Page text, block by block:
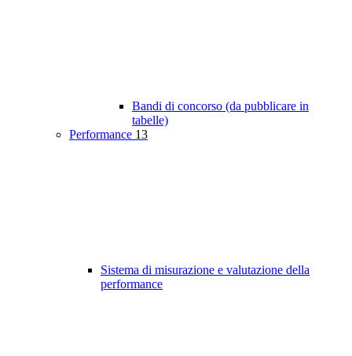
Bandi di concorso (da pubblicare in
tabelle)
Performance 13
Sistema di misurazione e valutazione della
performance